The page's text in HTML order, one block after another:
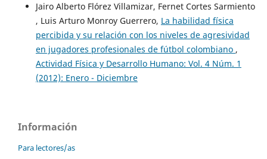
Jairo Alberto Flórez Villamizar, Fernet Cortes Sarmiento
, Luis Arturo Monroy Guerrero, La habilidad física
percibida y su relación con los niveles de agresividad
en jugadores profesionales de fútbol colombiano ,
Actividad Física y Desarrollo Humano: Vol. 4 Núm. 1
(2012): Enero - Diciembre
Información
Para lectores/as